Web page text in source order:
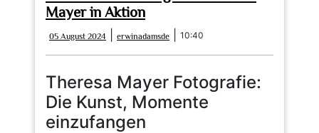
Mayer in Aktion
05 August 2024
August
2024
erwinadamsde erwinadamsde
10:40
Theresa Mayer Fotografie:
Die Kunst, Momente
einzufangen